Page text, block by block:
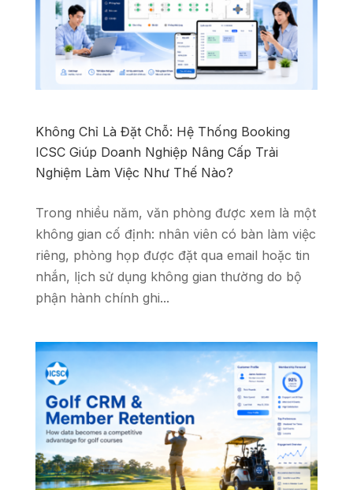
Không Chỉ Là Đặt Chỗ: Hệ Thống Booking
ICSC Giúp Doanh Nghiệp Nâng Cấp Trải
Nghiệm Làm Việc Như Thế Nào?
Trong nhiều năm, văn phòng được xem là một
không gian cố định: nhân viên có bàn làm việc
riêng, phòng họp được đặt qua email hoặc tin
nhắn, lịch sử dụng không gian thường do bộ
phận hành chính ghi...